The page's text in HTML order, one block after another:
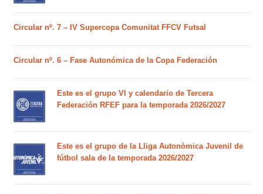
Circular nº. 7 – IV Supercopa Comunitat FFCV Futsal
Circular nº. 6 – Fase Autonómica de la Copa Federación
Este es el grupo VI y calendario de Tercera
Federación RFEF para la temporada 2026/2027
Este es el grupo de la Lliga Autonòmica Juvenil de
fútbol sala de la temporada 2026/2027